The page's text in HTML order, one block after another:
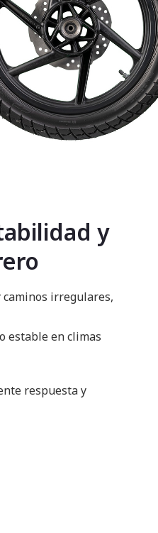
y
irregulares,
estable en climas
respuesta y